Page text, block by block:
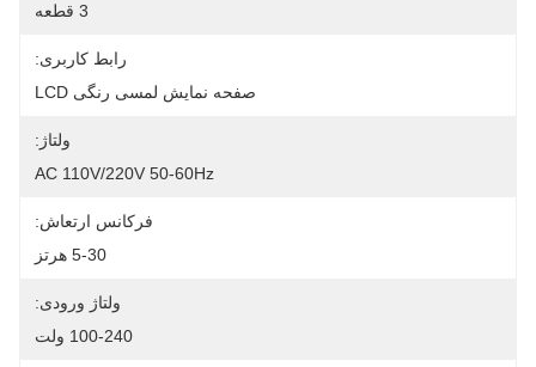
3 قطعه
رابط کاربری:
صفحه نمایش لمسی رنگی LCD
ولتاژ:
AC 110V/220V 50-60Hz
فرکانس ارتعاش:
5-30 هرتز
ولتاژ ورودی:
100-240 ولت